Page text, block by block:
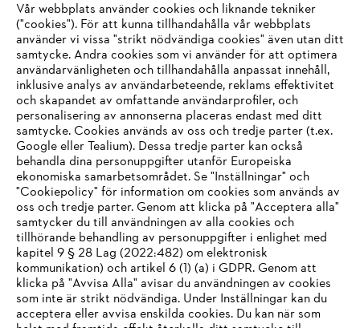
Företaget
STIHL FAQ
Service
Allmänna villkor och bestämmelser
IHR BROWSER WIRD NICHT
UNTERSTÜTZT
Vår webbplats använder cookies och liknande tekniker
("cookies"). För att kunna tillhandahålla vår webbplats
använder vi vissa "strikt nödvändiga cookies" även utan ditt
samtycke. Andra cookies som vi använder för att optimera
användarvänligheten och tillhandahålla anpassat innehåll,
inklusive analys av användarbeteende, reklams effektivitet
och skapandet av omfattande användarprofiler, och
personalisering av annonserna placeras endast med ditt
samtycke. Cookies används av oss och tredje parter (t.ex.
Google eller Tealium). Dessa tredje parter kan också
behandla dina personuppgifter utanför Europeiska
ekonomiska samarbetsområdet. Se "Inställningar" och
"Cookiepolicy" för information om cookies som används av
oss och tredje parter. Genom att klicka på "Acceptera alla"
samtycker du till användningen av alla cookies och
tillhörande behandling av personuppgifter i enlighet med
kapitel 9 § 28 Lag (2022:482) om elektronisk
kommunikation) och artikel 6 (1) (a) i GDPR. Genom att
klicka på "Avvisa Alla" avisar du användningen av cookies
som inte är strikt nödvändiga. Under Inställningar kan du
acceptera eller avvisa enskilda cookies. Du kan när som